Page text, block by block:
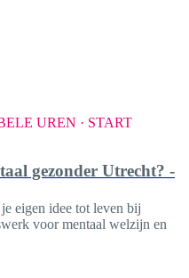
UREN · START
gezonder Utrecht? -
eigen idee tot leven bij
voor mentaal welzijn en